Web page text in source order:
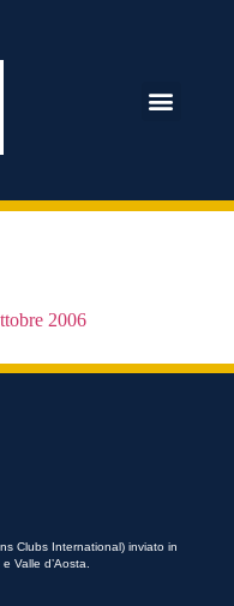
2006
Clubs International) inviato in
Valle d’Aosta.